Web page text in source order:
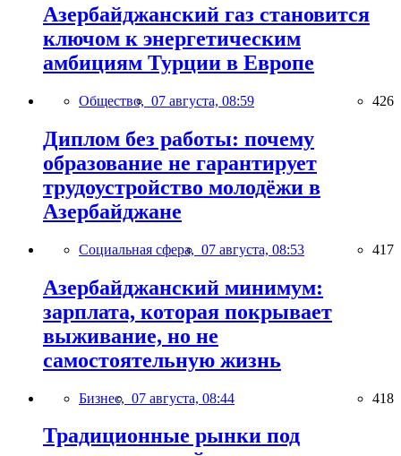
Азербайджанский газ становится
ключом к энергетическим
амбициям Турции в Европе
Общество, 07 августа, 08:59 426
Диплом без работы: почему
образование не гарантирует
трудоустройство молодёжи в
Азербайджане
Социальная сфера, 07 августа, 08:53 417
Азербайджанский минимум:
зарплата, которая покрывает
выживание, но не
самостоятельную жизнь
Бизнес, 07 августа, 08:44 418
Традиционные рынки под